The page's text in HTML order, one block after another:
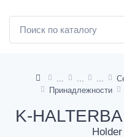
Принадлежности
K-